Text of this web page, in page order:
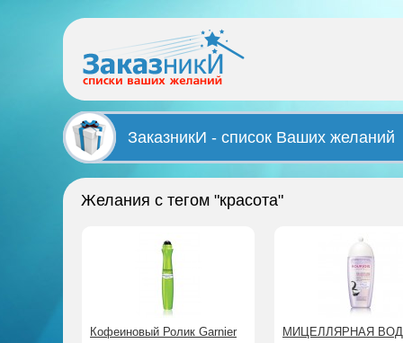
ЗаказникИ - список Ваших желаний
Желания с тегом "красота"
Кофеиновый Ролик Garnier
МИЦЕЛЛЯРНАЯ